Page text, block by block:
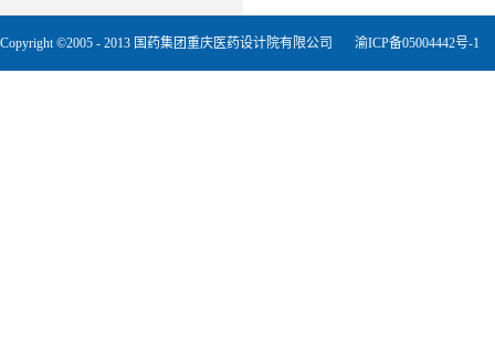
Copyright ©2005 - 2013 国药集团重庆医药设计院有限公司 渝ICP备05004442号-1